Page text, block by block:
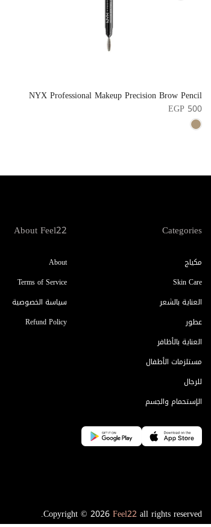
NYX Professional Makeup Precision Brow Pencil
EGP 500
Categories
مكياج
Skin Care
العناية بالشعر
عطور
العناية بالأظافر
مستلزمات الأطفال
للرجال
الإستحمام والجسم
About Feel22
About
Terms of Service
سياسة الخصوصية
Refund Policy
Copyright © 2026Feel22all rights reserved.